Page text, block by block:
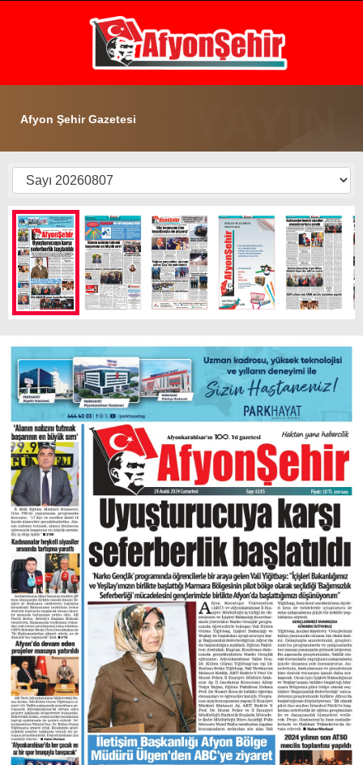
WhatsApp İhbar Hattı
Facebook
Instagram
Youtube
17.5 °
AFYON
EKONOMİ
POLİTİKA
SPOR
SAĞLIK
İLÇE
DIĞER
ÇEVRE
RESMI İLANLAR
E-GAZETE
CANLI YAYIN
Afyon Şehir Gazetesi